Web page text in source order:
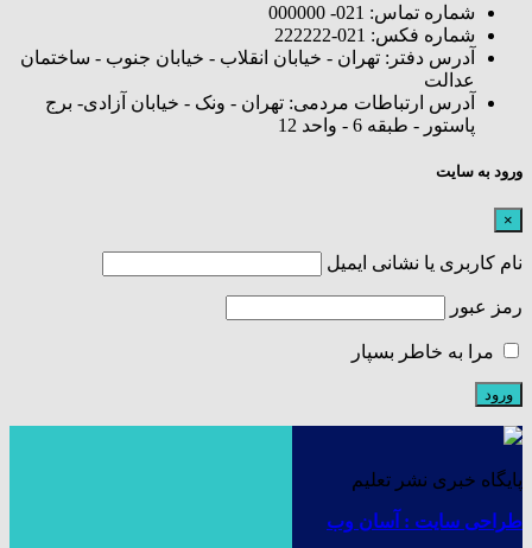
شماره تماس: 021- 000000
شماره فکس: 021-222222
آدرس دفتر: تهران - خیابان انقلاب - خیابان جنوب - ساختمان
عدالت
آدرس ارتباطات مردمی: تهران - ونک - خیابان آزادی- برج
پاستور - طبقه 6 - واحد 12
ورود به سایت
×
نام کاربری یا نشانی ایمیل
رمز عبور
مرا به خاطر بسپار
پایگاه خبری نشر تعلیم
طراحی سایت : آسان وب